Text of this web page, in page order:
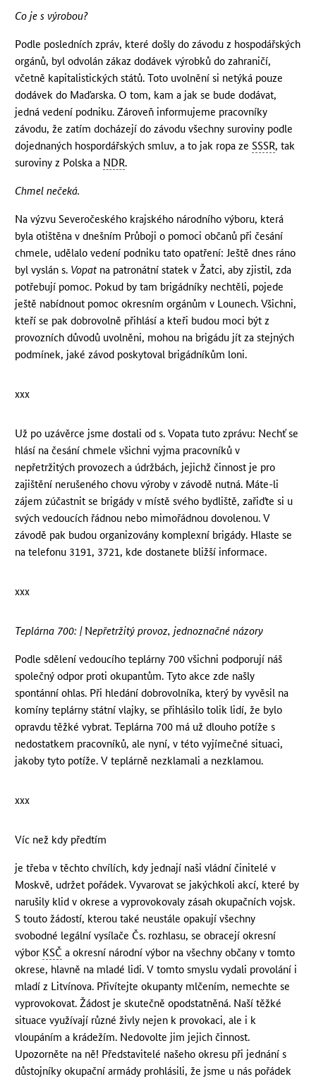
Co je s výrobou?
Podle posledních zpráv, které došly do závodu z hospodářských
orgánů, byl odvolán zákaz dodávek výrobků do zahraničí,
včetně kapitalistických států. Toto uvolnění si netýká pouze
dodávek do Maďarska. O tom, kam a jak se bude dodávat,
jedná vedení podniku. Zároveň informujeme pracovníky
závodu, že zatím docházejí do závodu všechny suroviny podle
dojednaných hospordářských smluv, a to jak ropa zeSSSR, tak
suroviny z Polska a NDR.
Chmel nečeká.
Na výzvu Severočeského krajského národního výboru, která
byla otištěna v dnešním Průboji o pomoci občanů při česání
chmele, udělalo vedení podniku tato opatření: Ještě dnes ráno
byl vyslán s. Vopat na patronátní statek v Žatci, aby zjistil, zda
potřebují pomoc. Pokud by tam brigádníky nechtěli, pojede
ještě nabídnout pomoc okresním orgánům v Lounech. Všichni,
kteří se pak dobrovolně přihlásí a kteři budou moci být z
provozních důvodů uvolněni, mohou na brigádu jít za stejných
podmínek, jaké závod poskytoval brigádníkům loni.
xxx
Už po uzávěrce jsme dostali od s. Vopata tuto zprávu: Nechť se
hlásí na česání chmele všichni vyjma pracovníků v
nepřetržitých provozech a údržbách, jejichž činnost je pro
zajištění nerušeného chovu výroby v závodě nutná. Máte-li
zájem zúčastnit se brigády v místě svého bydliště, zařiďte si u
svých vedoucích řádnou nebo mimořádnou dovolenou. V
závodě pak budou organizovány komplexní brigády. Hlaste se
na telefonu 3191, 3721, kde dostanete bližší informace.
xxx
Teplárna 700: | Nepřetržitý provoz, jednoznačné názory
Podle sdělení vedoucího teplárny 700 všichni podporují náš
společný odpor proti okupantům. Tyto akce zde našly
spontánní ohlas. Při hledání dobrovolníka, který by vyvěsil na
komíny teplárny státní vlajky, se přihlásilo tolik lidí, že bylo
opravdu těžké vybrat. Teplárna 700 má už dlouho potíže s
nedostatkem pracovníků, ale nyní, v této vyjímečné situaci,
jakoby tyto potíže. V teplárně nezklamali a nezklamou.
xxx
Víc než kdy předtím
je třeba v těchto chvílích, kdy jednají naši vládní činitelé v
Moskvě, udržet pořádek. Vyvarovat se jakýchkoli akcí, které by
narušily klid v okrese a vyprovokovaly zásah okupačních vojsk.
S touto žádostí, kterou také neustále opakují všechny
svobodné legální vysílače Čs. rozhlasu, se obracejí okresní
výbor KSČ a okresní národní výbor na všechny občany v tomto
okrese, hlavně na mladé lidi. V tomto smyslu vydali provolání i
mladí z Litvínova. Přivítejte okupanty mlčením, nemechte se
vyprovokovat. Žádost je skutečně opodstatněná. Naší těžké
situace využívají různé živly nejen k provokaci, ale i k
vloupáním a krádežím. Nedovolte jim jejich činnost.
Upozorněte na ně! Představitelé našeho okresu při jednání s
důstojníky okupační armády prohlásili, že jsme u nás pořádek